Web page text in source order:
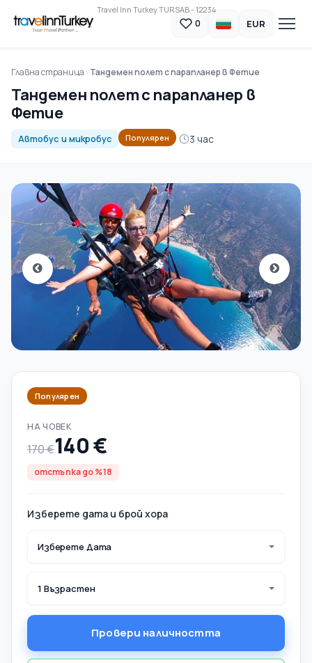
Travel Inn Turkey TURSAB - 12234
0 EUR
Главна страница Тандемен полет с парапланер в Фетие
Тандемен полет с парапланер в
Фетие
Автобус и микробус Популярен 3 час
Популярен
НА ЧОВЕК
170 €140 €
отстъпка до %18
Изберете дата и брой хора
Изберете Дата
1 Възрастен
Провери наличността